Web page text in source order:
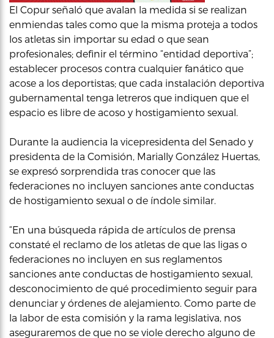
El Copur señaló que avalan la medida si se realizan
enmiendas tales como que la misma proteja a todos
los atletas sin importar su edad o que sean
profesionales; definir el término “entidad deportiva”;
establecer procesos contra cualquier fanático que
acose a los deportistas; que cada instalación deportiva
gubernamental tenga letreros que indiquen que el
espacio es libre de acoso y hostigamiento sexual.
Durante la audiencia la vicepresidenta del Senado y
presidenta de la Comisión, Marially González Huertas,
se expresó sorprendida tras conocer que las
federaciones no incluyen sanciones ante conductas
de hostigamiento sexual o de índole similar.
“En una búsqueda rápida de artículos de prensa
constaté el reclamo de los atletas de que las ligas o
federaciones no incluyen en sus reglamentos
sanciones ante conductas de hostigamiento sexual,
desconocimiento de qué procedimiento seguir para
denunciar y órdenes de alejamiento. Como parte de
la labor de esta comisión y la rama legislativa, nos
aseguraremos de que no se viole derecho alguno de